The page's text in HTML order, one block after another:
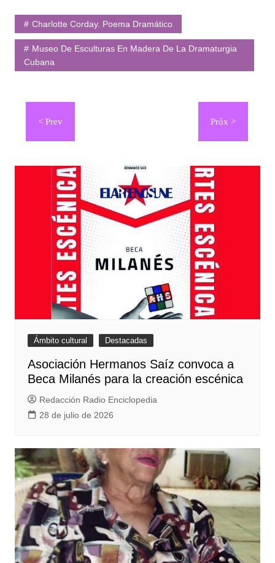
Charlotte Corday. Poema Dramático
Museo De Esculturas En Madera De La Dramaturgia
Cubana
Navegación
entradas
Ámbito cultural Destacadas
Asociación Hermanos Saíz convoca a
Beca Milanés para la creación escénica
Redacción Radio Enciclopedia
28 de julio de 2026